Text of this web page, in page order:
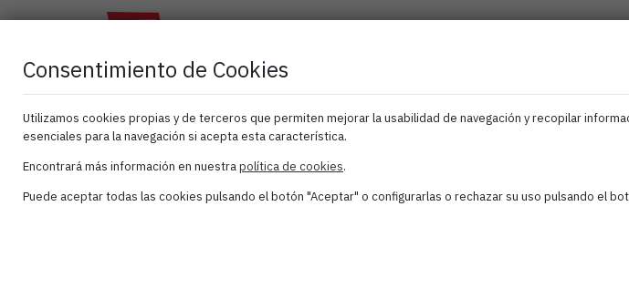
ATANA y
Consentimiento de Cookies
Utilizamos cookies propias y de terceros que permiten mejorar la usabilidad de navegación y recopilar
esenciales para la navegación si acepta esta característica.
Encontrará más información en nuestrapolítica de cookies.
Puede aceptar todas las cookies pulsando el botón "Aceptar" o configurarlas o rechazar su uso pulsando el